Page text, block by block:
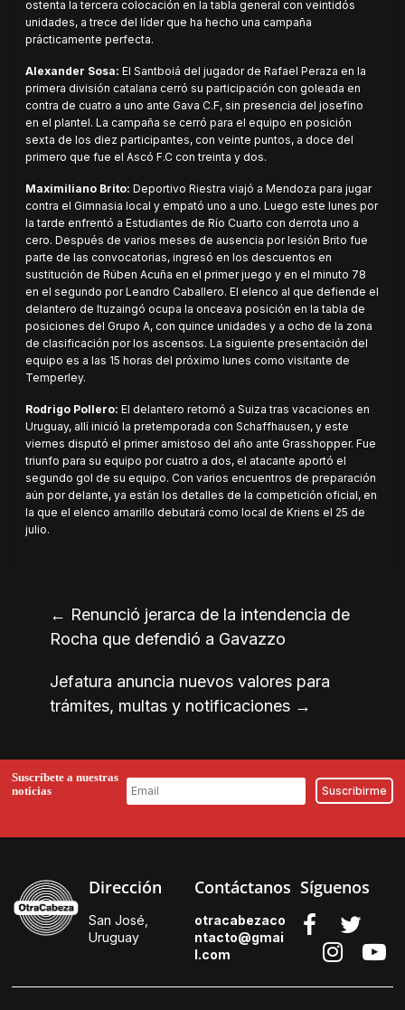
ostenta la tercera colocación en la tabla general con veintidós
unidades, a trece del líder que ha hecho una campaña
prácticamente perfecta.
Alexander Sosa: El Santboiá del jugador de Rafael Peraza en la
primera división catalana cerró su participación con goleada en
contra de cuatro a uno ante Gava C.F, sin presencia del josefino
en el plantel. La campaña se cerró para el equipo en posición
sexta de los diez participantes, con veinte puntos, a doce del
primero que fue el Ascó F.C con treinta y dos.
Maximiliano Brito: Deportivo Riestra viajó a Mendoza para jugar
contra el Gimnasia local y empató uno a uno. Luego este lunes por
la tarde enfrentó a Estudiantes de Río Cuarto con derrota uno a
cero. Después de varios meses de ausencia por lesión Brito fue
parte de las convocatorias, ingresó en los descuentos en
sustitución de Rúben Acuña en el primer juego y en el minuto 78
en el segundo por Leandro Caballero. El elenco al que defiende el
delantero de Ituzaingó ocupa la onceava posición en la tabla de
posiciones del Grupo A, con quince unidades y a ocho de la zona
de clasificación por los ascensos. La siguiente presentación del
equipo es a las 15 horas del próximo lunes como visitante de
Temperley.
Rodrigo Pollero: El delantero retornó a Suiza tras vacaciones en
Uruguay, allí inició la pretemporada con Schaffhausen, y este
viernes disputó el primer amistoso del año ante Grasshopper. Fue
triunfo para su equipo por cuatro a dos, el atacante aportó el
segundo gol de su equipo. Con varios encuentros de preparación
aún por delante, ya están los detalles de la competición oficial, en
la que el elenco amarillo debutará como local de Kriens el 25 de
julio.
← Renunció jerarca de la intendencia de
Rocha que defendió a Gavazzo
Jefatura anuncia nuevos valores para
trámites, multas y notificaciones →
Suscríbete a nuestras
noticias
Dirección
San José,
Uruguay
Contáctanos
otracabezaco
ntacto@gmai
l.com
Síguenos